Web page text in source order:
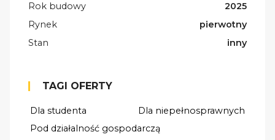
Rok budowy
2025
Rynek
pierwotny
Stan
inny
TAGI OFERTY
Dla studenta
Dla niepełnosprawnych
Pod działalność gospodarczą